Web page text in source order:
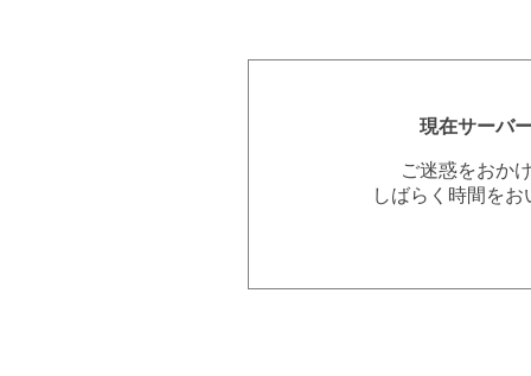
現在サーバ
ご迷惑をおか
しばらく時間を